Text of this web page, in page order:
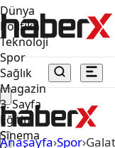
Dünya
Politika
Teknoloji
Spor
Sağlık
Magazin
3. Sayfa
Eğitim
Sinema
Anasayfa›Spor›